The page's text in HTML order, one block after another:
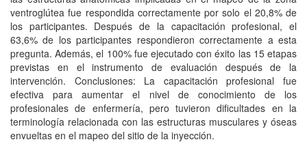
ventroglútea fue respondida correctamente por solo el 20,8% de
los participantes. Después de la capacitación profesional, el
63,6% de los participantes respondieron correctamente a esta
pregunta. Además, el 100% fue ejecutado con éxito las 15 etapas
previstas en el instrumento de evaluación después de la
intervención. Conclusiones: La capacitación profesional fue
efectiva para aumentar el nivel de conocimiento de los
profesionales de enfermería, pero tuvieron dificultades en la
terminología relacionada con las estructuras musculares y óseas
envueltas en el mapeo del sitio de la inyección.